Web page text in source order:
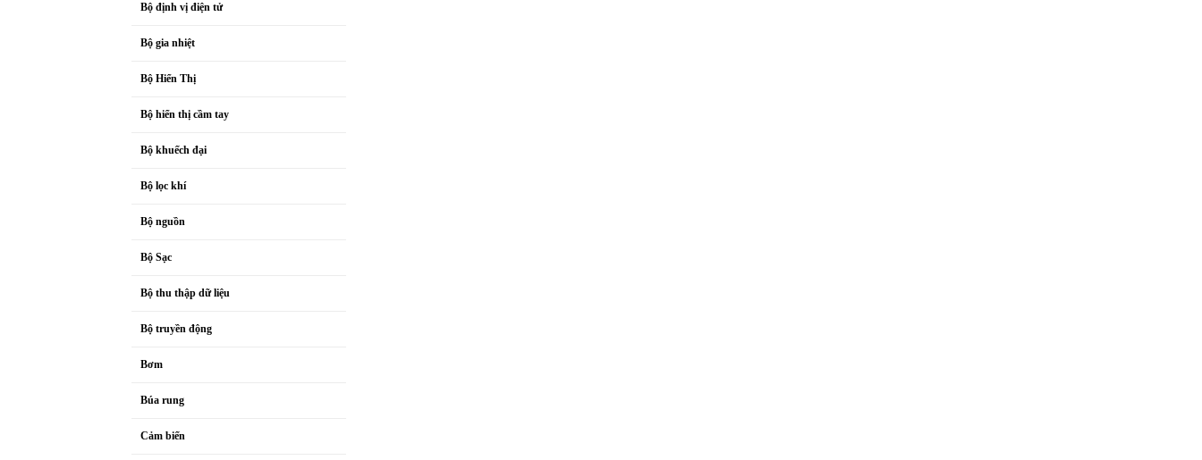
Bộ định vị điện tử
Bộ gia nhiệt
Bộ Hiển Thị
Bộ hiển thị cầm tay
Bộ khuếch đại
Bộ lọc khí
Bộ nguồn
Bộ Sạc
Bộ thu thập dữ liệu
Bộ truyền động
Bơm
Búa rung
Cảm biến